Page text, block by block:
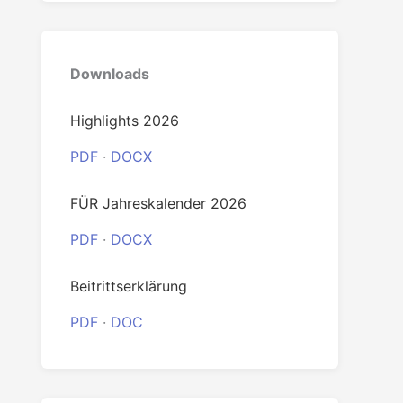
Downloads
Highlights 2026
PDF · DOCX
FÜR Jahreskalender 2026
PDF · DOCX
Beitrittserklärung
PDF · DOC